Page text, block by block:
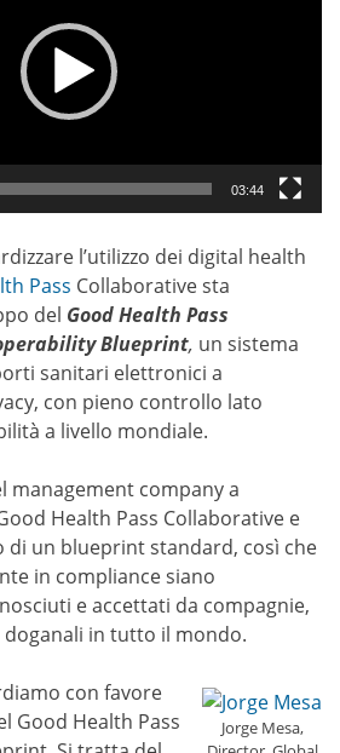
03:44
l’utilizzo dei digital health
Pass Collaborative sta
del Good Health Pass
Blueprint, un sistema
sanitari elettronici a
con pieno controllo lato
a livello mondiale.
management company a
Health Pass Collaborative e
un blueprint standard, così che
in compliance siano
e accettati da compagnie,
in tutto il mondo.
Jorge Mesa,
con favore
Good Health Pass